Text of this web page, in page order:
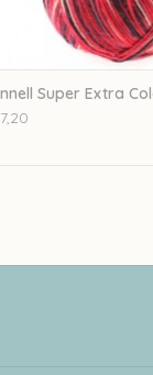
Super Extra